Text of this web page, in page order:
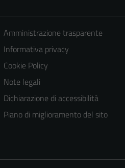
Amministrazione trasparente
Informativa privacy
Cookie Policy
Note legali
Dichiarazione di accessibilità
Piano di miglioramento del sito